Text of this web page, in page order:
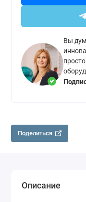
Вы
Поделиться
Описание